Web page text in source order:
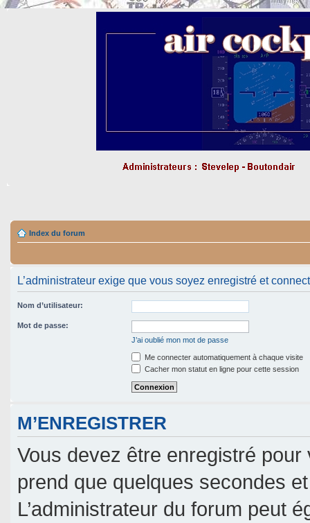
Index du forum
L’administrateur exige que vous soyez enregistré et
Nom d’utilisateur:
Mot de passe:
J’ai oublié mon mot de passe
Me connecter automatiquement à chaque visite
Cacher mon statut en ligne pour cette session
M’ENREGISTRER
Vous devez être enregistré pour
prend que quelques secondes
L’administrateur du forum peut